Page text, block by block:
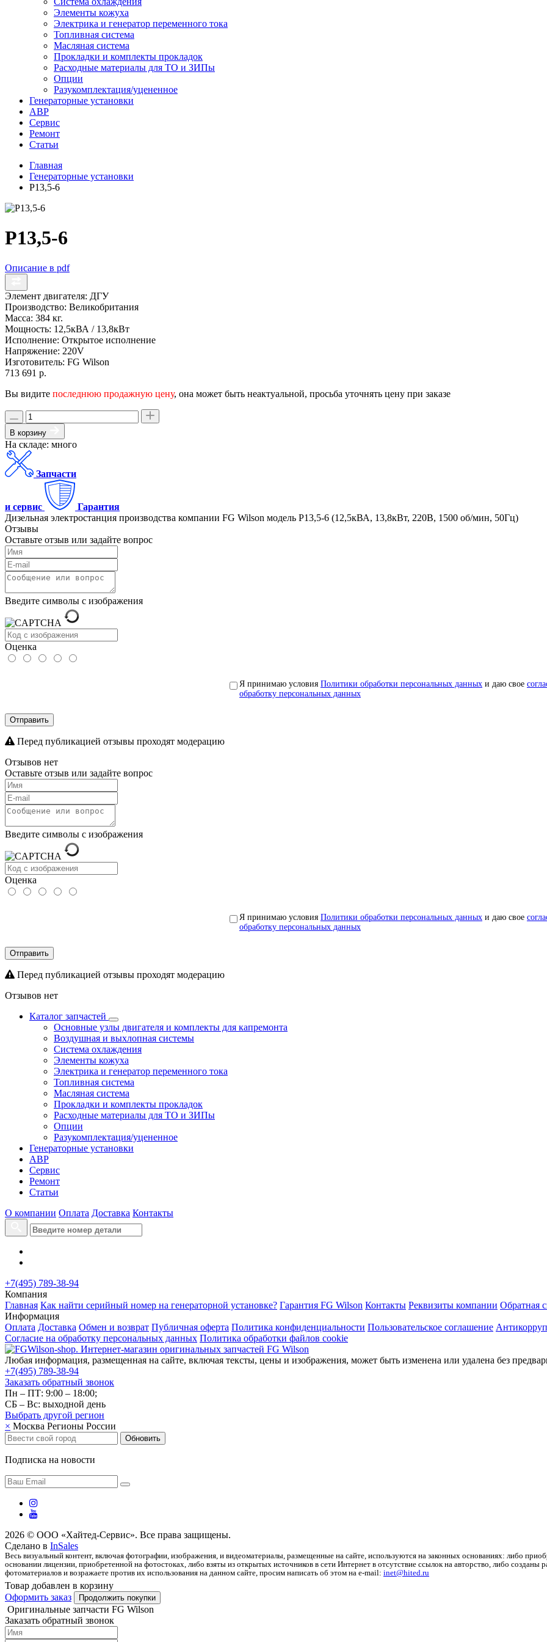
Элементы кожуха
Электрика и генератор переменного тока
Топливная система
Масляная система
Прокладки и комплекты прокладок
Расходные материалы для ТО и ЗИПы
Опции
Разукомплектация/уцененное
Генераторные установки
АВР
Сервис
Ремонт
Статьи
Главная
Генераторные установки
P13,5-6
P13,5-6
Описание в pdf
Элемент двигателя: ДГУ
Производство: Великобритания
Масса: 384 кг.
Мощность: 12,5кВА / 13,8кВт
Исполнение: Открытое исполнение
Напряжение: 220V
Изготовитель: FG Wilson
713 691 р.
Вы видите последнюю продажную цену, она может быть неактуальной, просьба уточнять цену при заказе
В корзину
На складе: много
Запчасти
и сервис
Гарантия
Дизельная электростанция производства компании FG Wilson модель Р13,5-6 (12,5кВА, 13,8кВт, 220В, 1500 об/мин, 50Гц)
Отзывы
Оставьте отзыв или задайте вопрос
Введите символы с изображения
Оценка
Я принимаю условия Политики обработки персональных данных и даю свое
обработку персональных данных
Отправить
Перед публикацией отзывы проходят модерацию
Отзывов нет
Оставьте отзыв или задайте вопрос
Введите символы с изображения
Оценка
Я принимаю условия Политики обработки персональных данных и даю свое
обработку персональных данных
Отправить
Перед публикацией отзывы проходят модерацию
Отзывов нет
Каталог запчастей
Основные узлы двигателя и комплекты для капремонта
Воздушная и выхлопная системы
Система охлаждения
Элементы кожуха
Электрика и генератор переменного тока
Топливная система
Масляная система
Прокладки и комплекты прокладок
Расходные материалы для ТО и ЗИПы
Опции
Разукомплектация/уцененное
Генераторные установки
АВР
Сервис
Ремонт
Статьи
О компании Оплата Доставка Контакты
+7(495) 789-38-94
Компания
Главная Как найти серийный номер на генераторной установке? Гарантия FG Wilson Контакты Реквизиты компании Обратная
Информация
Оплата Доставка Обмен и возврат Публичная оферта Политика конфиденциальности Пользовательское соглашение
Согласие на обработку персональных данных Политика обработки файлов cookie
Любая информация, размещенная на сайте, включая тексты, цены и изображения, может быть изменена или удалена без
+7(495) 789-38-94
Заказать обратный звонок
Пн – ПТ: 9:00 – 18:00;
СБ – Вс: выходной день
Выбрать другой регион
× Москва Регионы России
Обновить
Подписка на новости
2026 © ООО «Хайтед-Сервис». Все права защищены.
Сделано в InSales
Весь визуальный контент, включая фотографии, изображения, и видеоматериалы, размещенные на сайте, используются на законных основаниях: либо
основании лицензии, приобретенной на фотостоках, либо взяты из открытых источников в сети Интернет в отсутствие ссылок на авторство, либо
фотоматериалов и возражаете против их использования на данном сайте, просим написать об этом на e-mail: inet@hited.ru
Товар добавлен в корзину
Оформить заказ
Продолжить покупки
Оригинальные запчасти FG Wilson
Заказать обратный звонок